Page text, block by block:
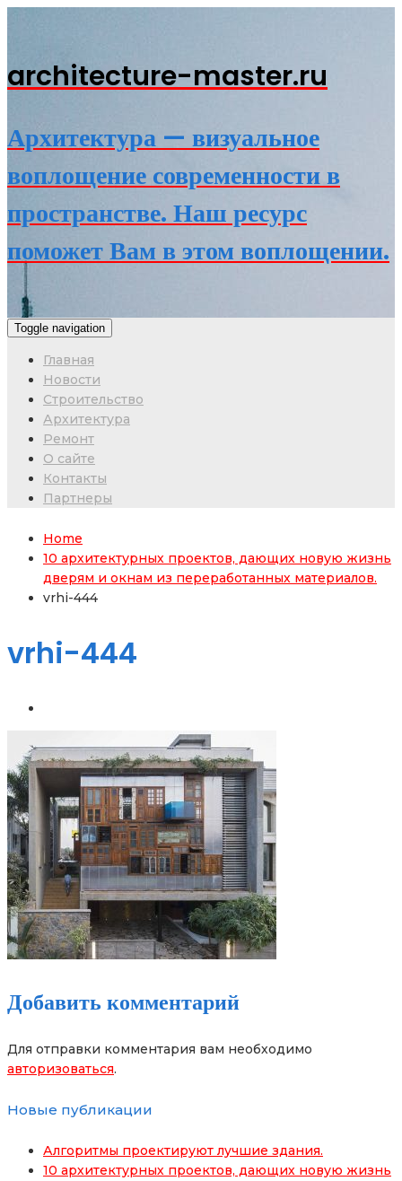
architecture-master.ru
Архитектура — визуальное
воплощение современности в
пространстве. Наш ресурс
поможет Вам в этом воплощении.
Toggle navigation
Главная
Новости
Строительство
Архитектура
Ремонт
О сайте
Контакты
Партнеры
Home
10 архитектурных проектов, дающих новую жизнь
дверям и окнам из переработанных материалов.
vrhi-444
vrhi-444
Добавить комментарий
Для отправки комментария вам необходимо
авторизоваться.
Новые публикации
Алгоритмы проектируют лучшие здания.
10 архитектурных проектов, дающих новую жизнь